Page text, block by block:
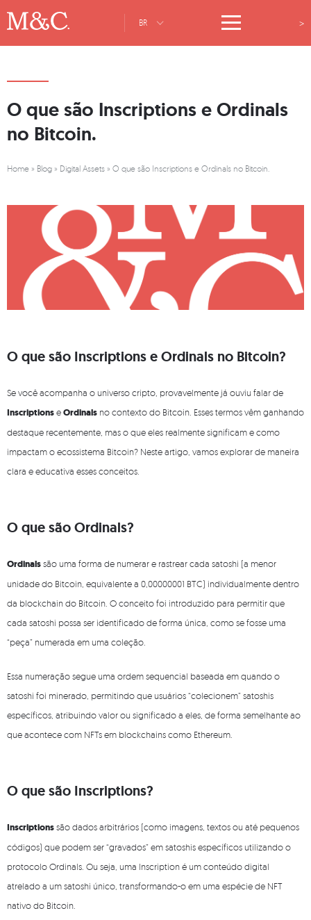
BR >
O que são Inscriptions e Ordinals
no Bitcoin.
Home » Blog » Digital Assets » O que são Inscriptions e Ordinals no Bitcoin.
O que são Inscriptions e Ordinals no Bitcoin?
Se você acompanha o universo cripto, provavelmente já ouviu falar de
InscriptionseOrdinals no contexto do Bitcoin. Esses termos vêm ganhando
destaque recentemente, mas o que eles realmente significam e como
impactam o ecossistema Bitcoin? Neste artigo, vamos explorar de maneira
clara e educativa esses conceitos.
O que são Ordinals?
Ordinalssão uma forma de numerar e rastrear cada satoshi (a menor
unidade do Bitcoin, equivalente a 0,00000001 BTC) individualmente dentro
da blockchain do Bitcoin. O conceito foi introduzido para permitir que
cada satoshi possa ser identificado de forma única, como se fosse uma
“peça” numerada em uma coleção.
Essa numeração segue uma ordem sequencial baseada em quando o
satoshi foi minerado, permitindo que usuários “colecionem” satoshis
específicos, atribuindo valor ou significado a eles, de forma semelhante ao
que acontece com NFTs em blockchains como Ethereum.
O que são Inscriptions?
Inscriptionssão dados arbitrários (como imagens, textos ou até pequenos
códigos) que podem ser “gravados” em satoshis específicos utilizando o
protocolo Ordinals. Ou seja, uma Inscription é um conteúdo digital
atrelado a um satoshi único, transformando-o em uma espécie de NFT
nativo do Bitcoin.